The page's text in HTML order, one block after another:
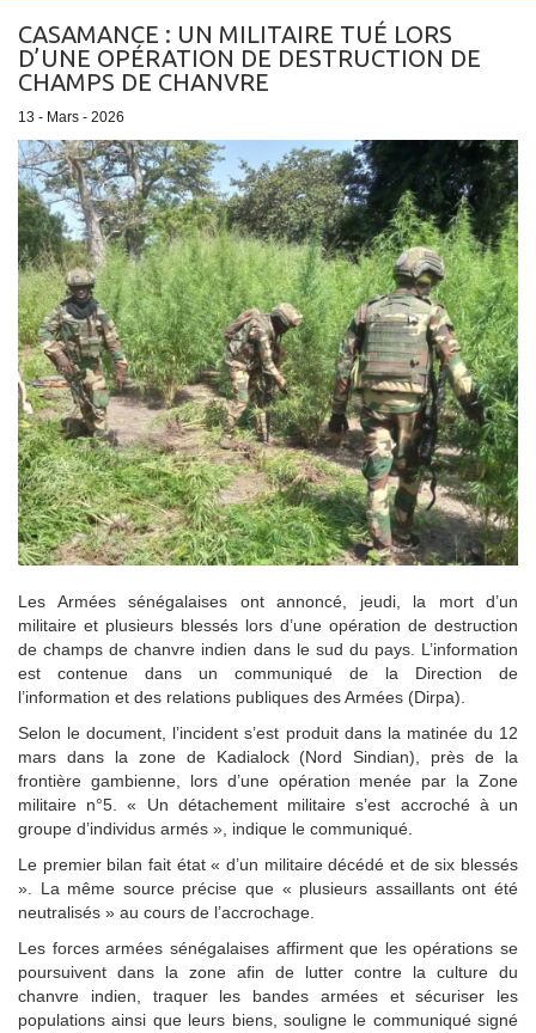
CASAMANCE : UN MILITAIRE TUÉ LORS
D’UNE OPÉRATION DE DESTRUCTION DE
CHAMPS DE CHANVRE
13 - Mars - 2026
Les Armées sénégalaises ont annoncé, jeudi, la mort d’un
militaire et plusieurs blessés lors d’une opération de destruction
de champs de chanvre indien dans le sud du pays. L’information
est contenue dans un communiqué de la Direction de
l’information et des relations publiques des Armées (Dirpa).
Selon le document, l’incident s’est produit dans la matinée du 12
mars dans la zone de Kadialock (Nord Sindian), près de la
frontière gambienne, lors d’une opération menée par la Zone
militaire n°5. « Un détachement militaire s’est accroché à un
groupe d’individus armés », indique le communiqué.
Le premier bilan fait état « d’un militaire décédé et de six blessés
». La même source précise que « plusieurs assaillants ont été
neutralisés » au cours de l’accrochage.
Les forces armées sénégalaises affirment que les opérations se
poursuivent dans la zone afin de lutter contre la culture du
chanvre indien, traquer les bandes armées et sécuriser les
populations ainsi que leurs biens, souligne le communiqué signé